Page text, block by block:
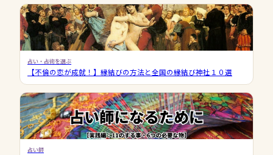
占い・占術を選ぶ
【不倫の恋が成就！】縁結びの方法と全国の縁結び神社１０選
占い師